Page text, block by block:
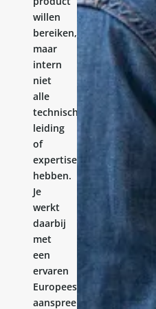
willen
bereiken,
maar
intern
niet
alle
technische
leiding
of
expertise
hebben.
Je
werkt
daarbij
met
een
ervaren
Europees
aanspreekpunt.